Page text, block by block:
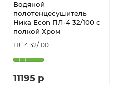
Водяной
полотенцесушитель
Ника Econ ПЛ-4 32/100 с
полкой Хром
ПЛ 4 32/100
11195 р